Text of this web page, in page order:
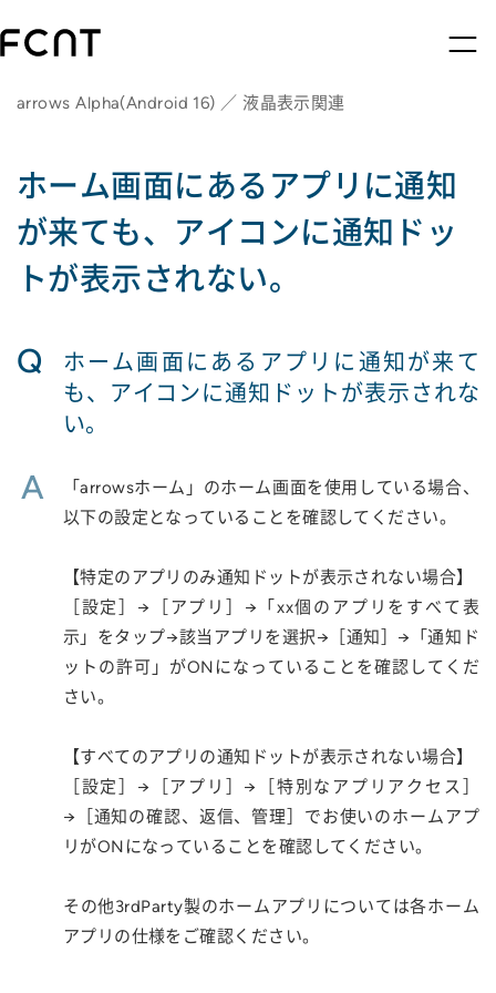
arrows Alpha(Android 16) ／ 液晶表示関連
ホーム画面にあるアプリに通知
が来ても、アイコンに通知ドッ
トが表示されない。
Q
ホーム画面にあるアプリに通知が来て
も、アイコンに通知ドットが表示されな
い。
A
「arrowsホーム」のホーム画面を使用している場合、
以下の設定となっていることを確認してください。
【特定のアプリのみ通知ドットが表示されない場合】
［設定］→［アプリ］→「xx個のアプリをすべて表
示」をタップ→該当アプリを選択→［通知］→「通知ド
ットの許可」がONになっていることを確認してくだ
さい。
【すべてのアプリの通知ドットが表示されない場合】
［設定］→［アプリ］→［特別なアプリアクセス］
→［通知の確認、返信、管理］でお使いのホームアプ
リがONになっていることを確認してください。
その他3rdParty製のホームアプリについては各ホーム
アプリの仕様をご確認ください。